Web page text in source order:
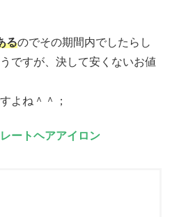
るのでその期間内でしたらし
ですが、決して安くないお値
よね＾＾；
ートヘアアイロン